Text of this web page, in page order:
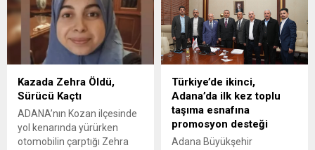
kritik nedenlerden biri,
anneliğin çalışma hayatında
hâlâ bir “bedel” olarak
görülmesi. Eğitim-Bir-Sen
Kadın Komisyonu ve EBSAM
işbirliğiyle hazırlanan saha
araştırması, kadınların
neden doğumu ertelediğini
çarpıcı verilerle ortaya...
bin 373 kişinin öldüğü, 48 bin
901 kişinin yaralandığı ve 5
bin 840 kişinin kaybolduğu
Marmara Depremi’nin 26.
yıldönümünde, “Afet ve Acil
Durum Bakanlığı” kurulması
çağrısında...
Kazada Zehra Öldü,
Sürücü Kaçtı
ADANA’nın Kozan ilçesinde
yol kenarında yürürken
otomobilin çarptığı Zehra
Türkiye’de ikinci,
Adana’da ilk kez toplu
taşıma esnafına
promosyon desteği
Adana Büyükşehir